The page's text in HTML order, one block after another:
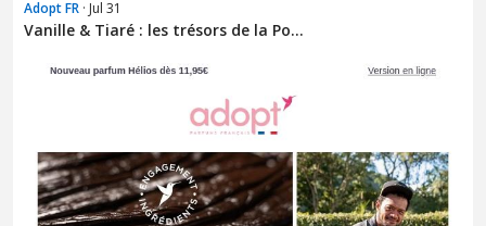
Adopt FR · Jul 31
Vanille & Tiaré : les trésors de la Po...